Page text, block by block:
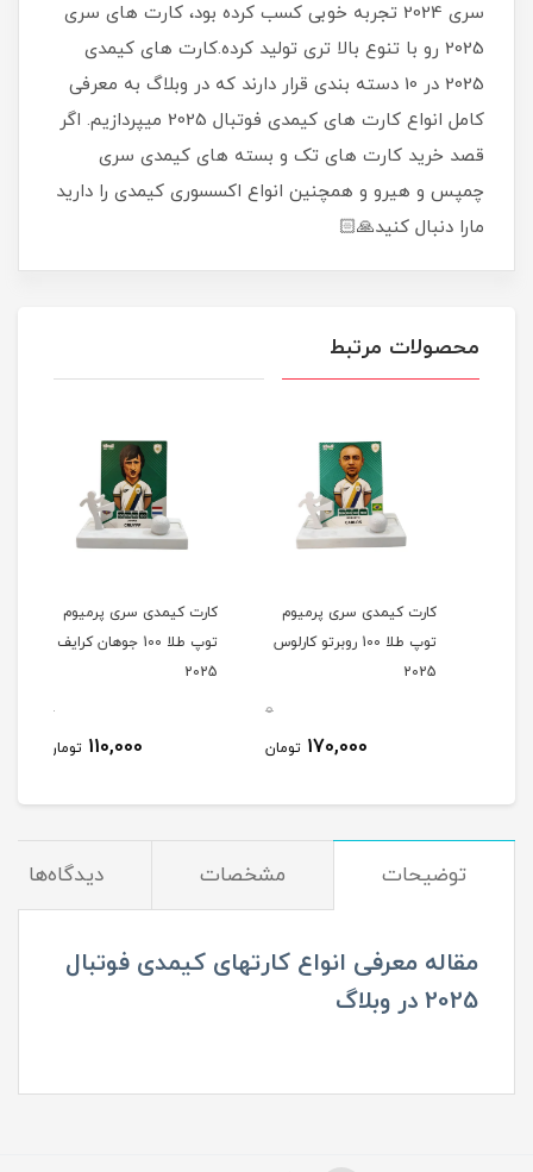
سری 2024 تجربه خوبی کسب کرده بود، کارت های سری
2025 رو با تنوع بالا تری تولید کرده.کارت های کیمدی
2025 در 10 دسته بندی قرار دارند که در وبلاگ به معرفی
کامل انواع کارت های کیمدی فوتبال 2025 میپردازیم. اگر
قصد خرید کارت های تک و بسته های کیمدی سری
چمپس و هیرو و همچنین انواع اکسسوری کیمدی را دارید
مارا دنبال کنید🙏🏻
محصولات مرتبط
کارت کیمدی سری پرمیوم
توپ طلا 100 روبرتو کارلوس
2025
170,000 تومان
کارت کیمدی سری پرمیوم
توپ طلا 100 جوهان کرایف
2025
110,000 تومان
توضیحات مشخصات دیدگاه‌ها
مقاله معرفی انواع کارتهای کیمدی فوتبال
2025 در وبلاگ